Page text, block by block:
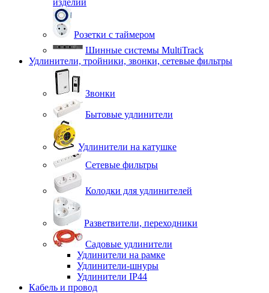
изделий
Розетки с таймером
Шинные системы MultiTrack
Удлинители, тройники, звонки, сетевые фильтры
Звонки
Бытовые удлинители
Удлинители на катушке
Сетевые фильтры
Колодки для удлинителей
Разветвители, переходники
Садовые удлинители
Удлинители на рамке
Удлинители-шнуры
Удлинители IP44
Кабель и провод